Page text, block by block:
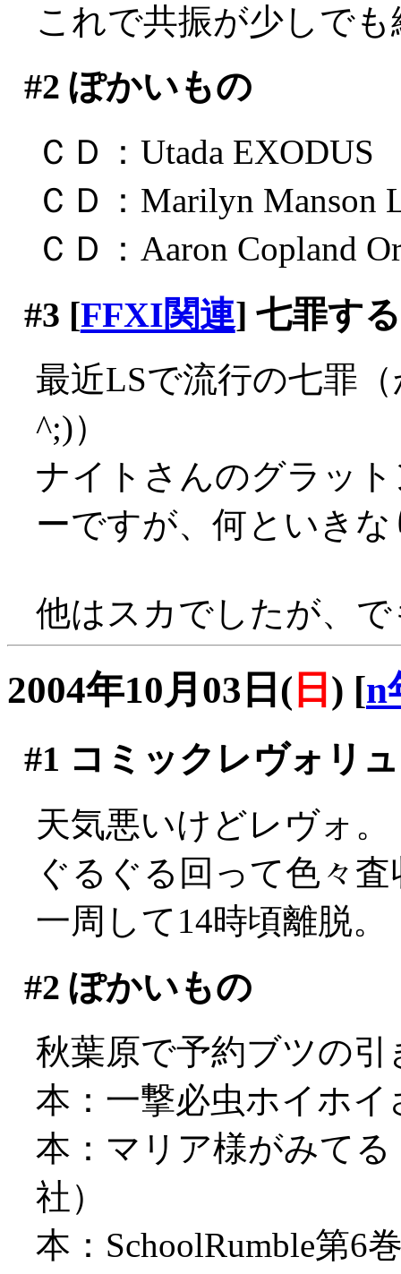
これで共振が少しで
#2 ぽかいもの
ＣＤ：Utada EXODUS
ＣＤ：Marilyn Manson
ＣＤ：Aaron Copland
#3 [FFXI関連] 七罪す
最近LSで流行の七罪
^;)）
ナイトさんのグラッ
ーですが、何といき
他はスカでしたが、
2004年10月03日( 日 ) [n
#1 コミックレヴォリ
天気悪いけどレヴォ。
ぐるぐる回って色々査
一周して14時頃離脱。
#2 ぽかいもの
秋葉原で予約ブツの
本：一撃必虫ホイホイ
本：マリア様がみて
社）
本：SchoolRumble第6